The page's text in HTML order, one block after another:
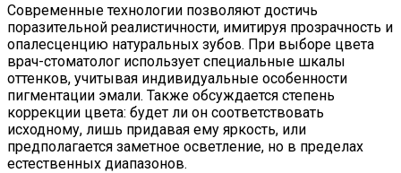
Современные технологии позволяют достичь
поразительной реалистичности, имитируя прозрачность и
опалесценцию натуральных зубов. При выборе цвета
врач-стоматолог использует специальные шкалы
оттенков, учитывая индивидуальные особенности
пигментации эмали. Также обсуждается степень
коррекции цвета: будет ли он соответствовать
исходному, лишь придавая ему яркость, или
предполагается заметное осветление, но в пределах
естественных диапазонов.